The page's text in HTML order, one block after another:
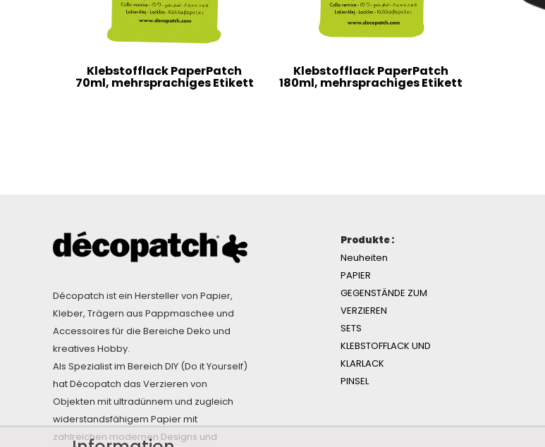
Klebstofflack PaperPatch
70ml, mehrsprachiges Etikett
Klebstofflack PaperPatch
180ml, mehrsprachiges Etikett
Décopatch ist ein Hersteller von Papier,
Kleber, Trägern aus Pappmaschee und
Accessoires für die Bereiche Deko und
kreatives Hobby.
Als Spezialist im Bereich DIY (Do it Yourself)
hat Décopatch das Verzieren von
Objekten mit ultradünnem und zugleich
widerstandsfähigem Papier mit
zahlreichen modernen Designs und
Produkte :
Neuheiten
PAPIER
GEGENSTÄNDE ZUM
VERZIEREN
SETS
KLEBSTOFFLACK UND
KLARLACK
PINSEL